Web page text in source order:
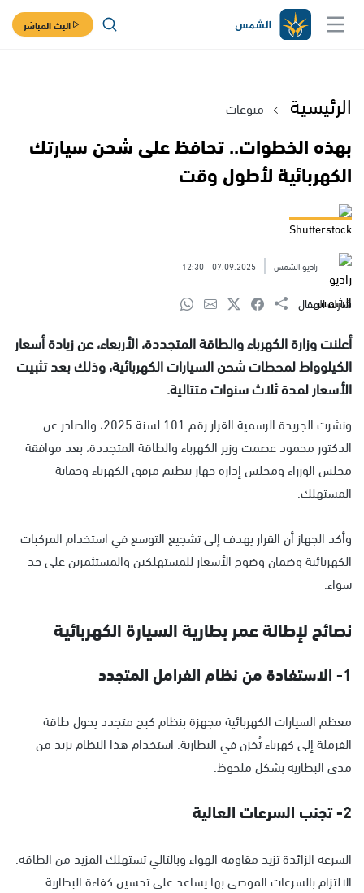
البث المباشر
الرئيسية منوعات
بهذه الخطوات.. تحافظ على شحن سيارتك
الكهربائية لأطول وقت
Shutterstock
راديو الشمس 07.09.2025
12:30
شارك المقال
أعلنت وزارة الكهرباء والطاقة المتجددة، الأربعاء، عن زيادة أسعار
الكيلوواط لمحطات شحن السيارات الكهربائية، وذلك بعد تثبيت
الأسعار لمدة ثلاث سنوات متتالية.
ونشرت الجريدة الرسمية القرار رقم 101 لسنة 2025، والصادر عن
الدكتور محمود عصمت وزير الكهرباء والطاقة المتجددة، بعد موافقة
مجلس الوزراء ومجلس إدارة جهاز تنظيم مرفق الكهرباء وحماية
المستهلك.
وأكد الجهاز أن القرار يهدف إلى تشجيع التوسع في استخدام المركبات
الكهربائية وضمان وضوح الأسعار للمستهلكين والمستثمرين على حد
سواء.
نصائح لإطالة عمر بطارية السيارة الكهربائية
1- الاستفادة من نظام الفرامل المتجدد
معظم السيارات الكهربائية مجهزة بنظام كبح متجدد يحول طاقة
الفرملة إلى كهرباء تُخزن في البطارية. استخدام هذا النظام يزيد من
مدى البطارية بشكل ملحوظ.
2- تجنب السرعات العالية
السرعة الزائدة تزيد مقاومة الهواء وبالتالي تستهلك المزيد من الطاقة.
الالتزام بالسرعات الموصى بها يساعد على تحسين كفاءة البطارية.